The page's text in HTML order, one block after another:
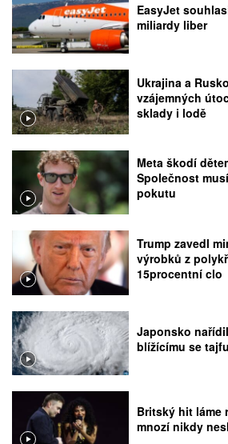
EasyJet
miliardy liber
Ukrajina a
vzájemných
sklady i lodě
Meta škodí
Společnost
pokutu
Trump zavedl
výrobků z
15procentní clo
Japonsko
blížícímu se
Britský hit láme
mnozí nikdy